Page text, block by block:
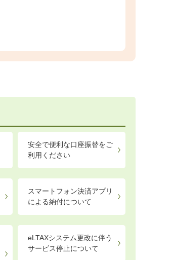
安全で便利な口座振替をご
利用ください
スマートフォン決済アプリ
による納付について
eLTAXシステム更改に伴う
サービス停止について